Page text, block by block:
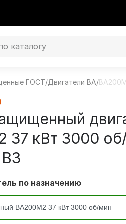
ГОСТ/Двигатели ВА/
37 кВт 3000
В3
по назначению